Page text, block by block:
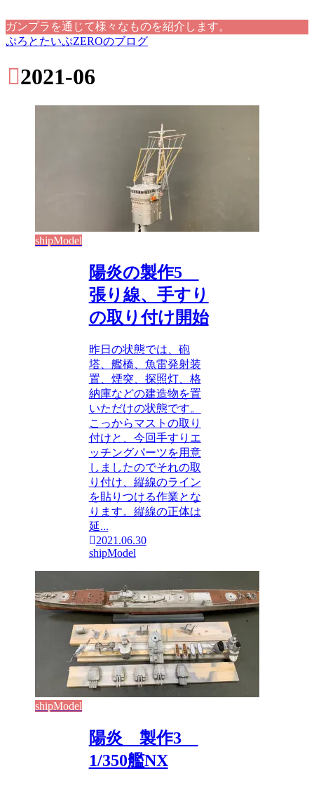
ガンプラを通じて様々なものを紹介します。
ぷろとたいぷZEROのブログ
2021-06
shipModel
陽炎の製作5
張り線、手すり
の取り付け開始
昨日の状態では、砲
塔、艦橋、魚雷発射装
置、煙突、探照灯、格
納庫などの建造物を置
いただけの状態です。
こっからマストの取り
付けと、今回手すりエ
ッチングパーツを用意
しましたのでそれの取
り付け、縦線のライン
を貼りつける作業とな
ります。縦線の正体は
延...
2021.06.30
shipModel
shipModel
陽炎 製作3
1/350艦NX